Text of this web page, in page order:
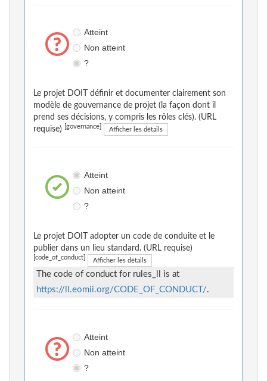
Atteint
Non atteint
?
Le projet DOIT définir et documenter clairement son
modèle de gouvernance de projet (la façon dont il
prend ses décisions, y compris les rôles clés). (URL
requise)
[governance] Afficher les détails
Atteint
Non atteint
?
Le projet DOIT adopter un code de conduite et le
publier dans un lieu standard. (URL requise)
[code_of_conduct] Afficher les détails
The code of conduct for rules_ll is at
https://ll.eomii.org/CODE_OF_CONDUCT/.
Atteint
Non atteint
?